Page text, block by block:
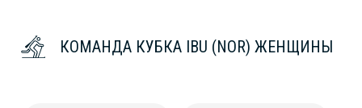
КОМАНДА КУБКА IBU (NOR) ЖЕНЩИНЫ